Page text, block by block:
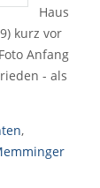
Haus
kurz vor
Anfang
- als
,